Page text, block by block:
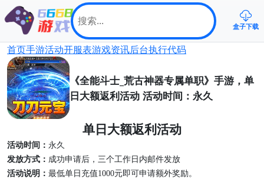
盒子下载
首页手游活动开服表游戏资讯后台执行代码
《全能斗士_荒古神器专属单职》手游，单
日大额返利活动 活动时间：永久
单日大额返利活动
活动时间： 永久
发放方式： 成功申请后，三个工作日内邮件发放
活动说明： 最低单日充值1000元即可申请额外奖励。